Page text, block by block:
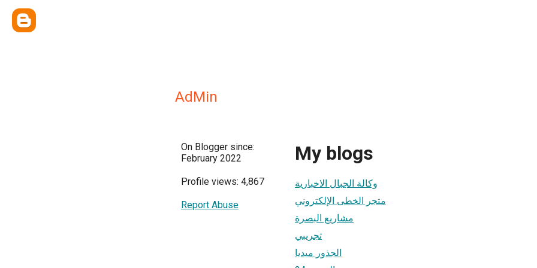
AdMin
On Blogger since:
February 2022
Profile views: 4,867
Report Abuse
My blogs
وكالة الجبال الاخبارية
متجر الخطى الإلكتروني
مشاريع البصرة
تجريبي
الجذور ميديا